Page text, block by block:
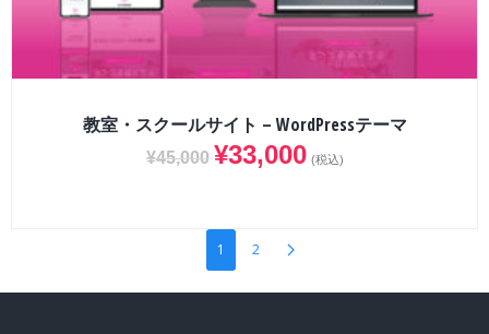
教室・スクールサイト – WordPressテーマ
¥45,000 ¥33,000 (税込)
1 2